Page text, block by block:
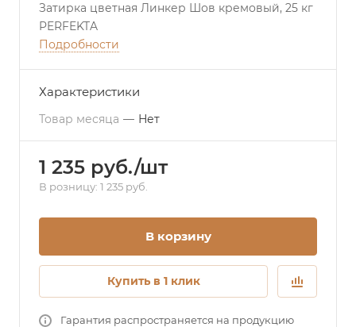
Затирка цветная Линкер Шов кремовый, 25 кг
PERFEKTA
Подробности
Характеристики
Товар месяца — Нет
1 235 руб./шт
В розницу: 1 235 руб.
В корзину
Купить в 1 клик
Гарантия распространяется на продукцию